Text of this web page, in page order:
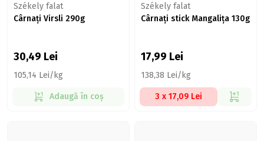
Székely falat
Cârnați Virsli 290g
30,49 Lei
105,14 Lei/kg
Adaugă în coș
Székely falat
Cârnați stick Mangalița 130g
17,99 Lei
138,38 Lei/kg
3 x 17,09 Lei